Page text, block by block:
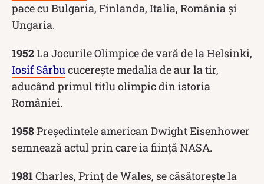
pace cu Bulgaria, Finlanda, Italia, România şi
Ungaria.
1952La Jocurile Olimpice de vară de la Helsinki,
Iosif Sârbucucerește medalia de aur la tir,
aducând primul titlu olimpic din istoria
României.
1958Preşedintele american Dwight Eisenhower
semnează actul prin care ia ființă NASA.
1981Charles, Prinţ de Wales, se căsătoreşte la